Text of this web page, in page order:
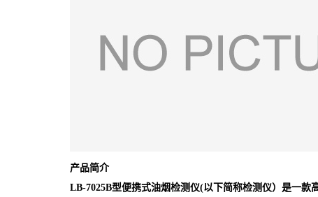
产品简介
LB-7025B型便携式油烟检测仪(以下简称检测仪）是一